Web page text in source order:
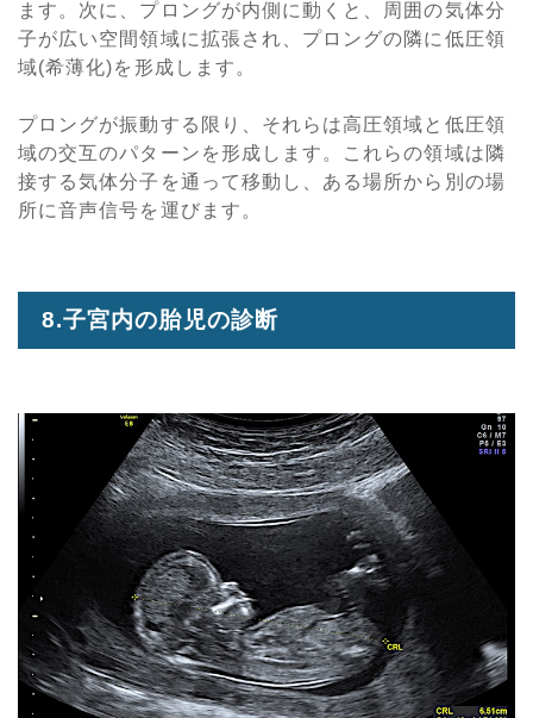
ます。次に、プロングが内側に動くと、周囲の気体分
子が広い空間領域に拡張され、プロングの隣に低圧領
域(希薄化)を形成します。
プロングが振動する限り、それらは高圧領域と低圧領
域の交互のパターンを形成します。これらの領域は隣
接する気体分子を通って移動し、ある場所から別の場
所に音声信号を運びます。
8.子宮内の胎児の診断